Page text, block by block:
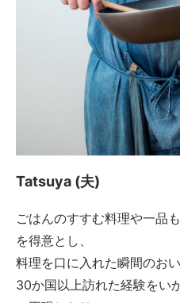
Tatsuya (夫)
ごはんのすすむ料理や一品
を得意とし、
料理を口に入れた瞬間のお
30か国以上訪れた経験をい